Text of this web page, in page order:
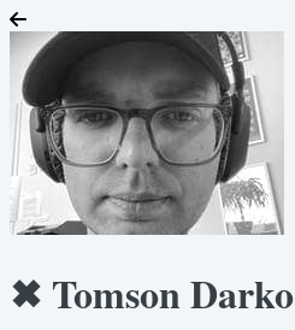
✖ Tomson Darko